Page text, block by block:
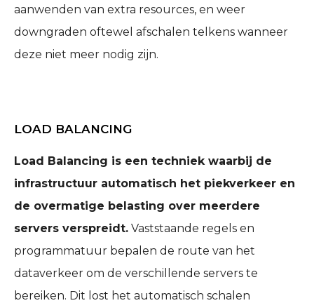
aanwenden van extra resources, en weer
downgraden oftewel afschalen telkens wanneer
deze niet meer nodig zijn.
LOAD BALANCING
Load Balancing is een techniek waarbij de
infrastructuur automatisch het piekverkeer en
de overmatige belasting over meerdere
servers verspreidt. Vaststaande regels en
programmatuur bepalen de route van het
dataverkeer om de verschillende servers te
bereiken. Dit lost het automatisch schalen